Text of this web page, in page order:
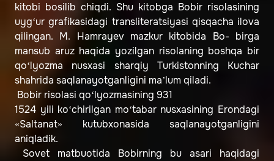
kitobi bosilib chiqdi. Shu kitobga Bobir risolasining
uyg‘ur grafikasidagi transliteratsiyasi qisqacha ilova
qilingan. M. Hamrayev mazkur kitobida Bo- birga
mansub aruz haqida yozilgan risolaning boshqa bir
qo‘lyozma nusxasi sharqiy Turkistonning Kuchar
shahrida saqlanayotganligini ma’lum qiladi.
Bobir risolasi qo‘lyozmasining 931
1524 yili ko‘chirilgan mo‘tabar nusxasining Erondagi
«Saltanat» kutubxonasida saqlanayotganligini
aniqladik.
Sovet matbuotida Bobirning bu asari haqidagi